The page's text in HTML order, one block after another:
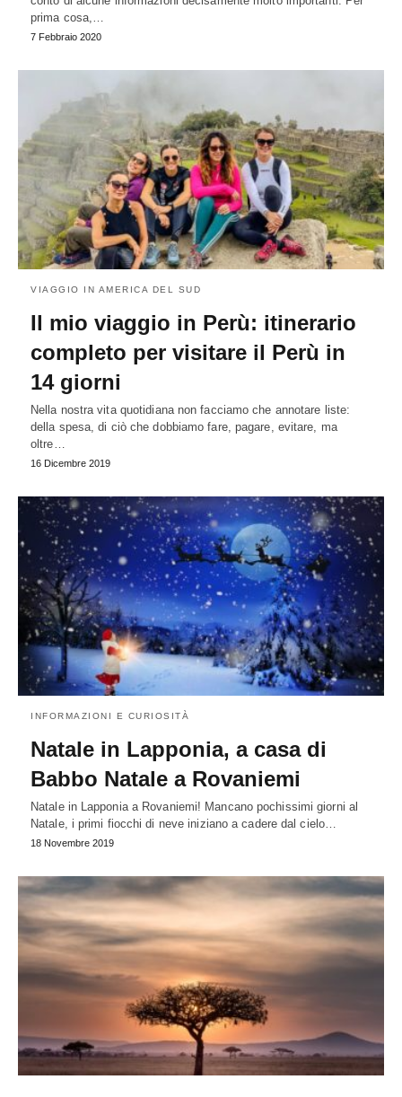
prima cosa,…
7 Febbraio 2020
VIAGGIO IN AMERICA DEL SUD
Il mio viaggio in Perù: itinerario
completo per visitare il Perù in
14 giorni
Nella nostra vita quotidiana non facciamo che annotare liste:
della spesa, di ciò che dobbiamo fare, pagare, evitare, ma
oltre…
16 Dicembre 2019
INFORMAZIONI E CURIOSITÀ
Natale in Lapponia, a casa di
Babbo Natale a Rovaniemi
Natale in Lapponia a Rovaniemi! Mancano pochissimi giorni al
Natale, i primi fiocchi di neve iniziano a cadere dal cielo…
18 Novembre 2019